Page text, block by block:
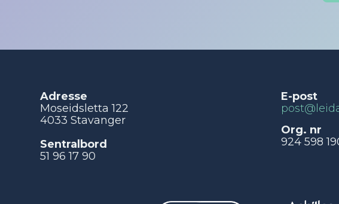
Adresse
Moseidsletta 122
4033 Stavanger
Sentralbord
51 96 17 90
E-post
Org. nr
924 598